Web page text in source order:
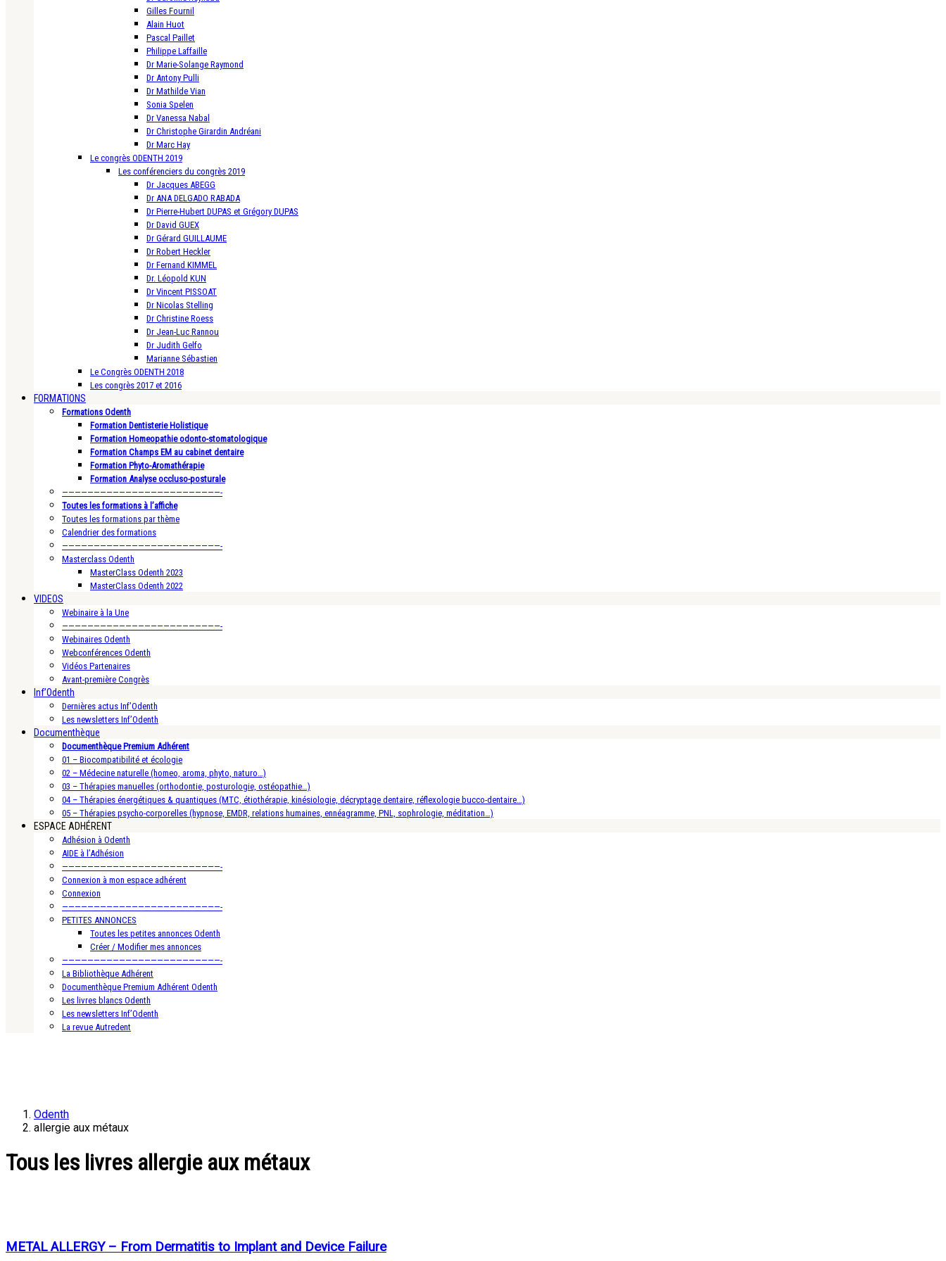
Gilles Fournil
Alain Huot
Pascal Paillet
Philippe Laffaille
Dr Marie-Solange Raymond
Dr Antony Pulli
Dr Mathilde Vian
Sonia Spelen
Dr Vanessa Nabal
Dr Christophe Girardin Andréani
Dr Marc Hay
Le congrès ODENTH 2019
Les conférenciers du congrès 2019
Dr Jacques ABEGG
Dr ANA DELGADO RABADA
Dr Pierre-Hubert DUPAS et Grégory DUPAS
Dr David GUEX
Dr Gérard GUILLAUME
Dr Robert Heckler
Dr Fernand KIMMEL
Dr. Léopold KUN
Dr Vincent PISSOAT
Dr Nicolas Stelling
Dr Christine Roess
Dr Jean-Luc Rannou
Dr Judith Gelfo
Marianne Sébastien
Le Congrès ODENTH 2018
Les congrès 2017 et 2016
FORMATIONS
Formations Odenth
Formation Dentisterie Holistique
Formation Homeopathie odonto-stomatologique
Formation Champs EM au cabinet dentaire
Formation Phyto-Aromathérapie
Formation Analyse occluso-posturale
—————————————————————————-
Toutes les formations à l’affiche
Toutes les formations par thème
Calendrier des formations
—————————————————————————-
Masterclass Odenth
MasterClass Odenth 2023
MasterClass Odenth 2022
VIDEOS
Webinaire à la Une
—————————————————————————-
Webinaires Odenth
Webconférences Odenth
Vidéos Partenaires
Avant-première Congrès
Inf’Odenth
Dernières actus Inf’Odenth
Les newsletters Inf’Odenth
Documenthèque
Documenthèque Premium Adhérent
01 – Biocompatibilité et écologie
02 – Médecine naturelle (homeo, aroma, phyto, naturo…)
03 – Thérapies manuelles (orthodontie, posturologie, ostéopathie…)
04 – Thérapies énergétiques & quantiques (MTC, étiothérapie, kinésiologie, décryptage dentaire, réflexologie bucco-dentaire…)
05 – Thérapies psycho-corporelles (hypnose, EMDR, relations humaines, ennéagramme, PNL, sophrologie, méditation…)
ESPACE ADHÉRENT
Adhésion à Odenth
AIDE à l’Adhésion
—————————————————————————-
Connexion à mon espace adhérent
Connexion
—————————————————————————-
PETITES ANNONCES
Toutes les petites annonces Odenth
Créer / Modifier mes annonces
—————————————————————————-
La Bibliothèque Adhérent
Documenthèque Premium Adhérent Odenth
Les livres blancs Odenth
Les newsletters Inf’Odenth
La revue Autredent
Odenth
allergie aux métaux
Tous les livres allergie aux métaux
METAL ALLERGY – From Dermatitis to Implant and Device Failure